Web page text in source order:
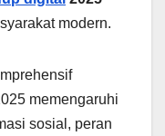
modern.
memengaruhi
sosial, peran